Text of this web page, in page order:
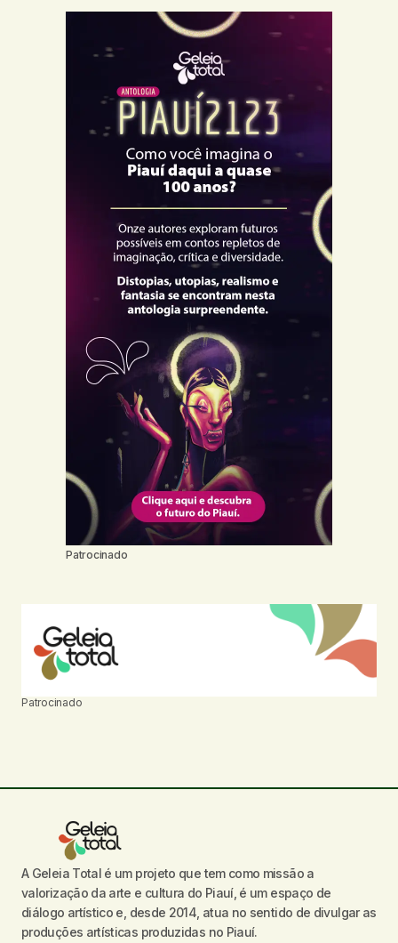
Patrocinado
Patrocinado
A Geleia Total é um projeto que tem como missão a
valorização da arte e cultura do Piauí, é um espaço de
diálogo artístico e, desde 2014, atua no sentido de divulgar as
produções artísticas produzidas no Piauí.